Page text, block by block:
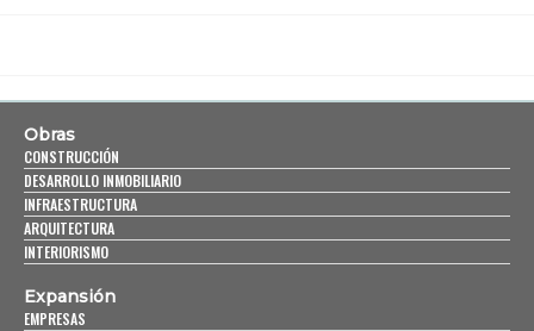
Obras
CONSTRUCCIÓN
DESARROLLO INMOBILIARIO
INFRAESTRUCTURA
ARQUITECTURA
INTERIORISMO
Expansión
EMPRESAS